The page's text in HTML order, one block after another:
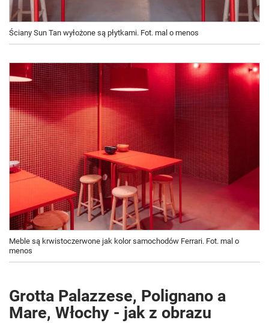
Ściany Sun Tan wyłożone są płytkami. Fot. mal o menos
Meble są krwistoczerwone jak kolor samochodów Ferrari. Fot. mal o
menos
Grotta Palazzese, Polignano a
Mare, Włochy - jak z obrazu